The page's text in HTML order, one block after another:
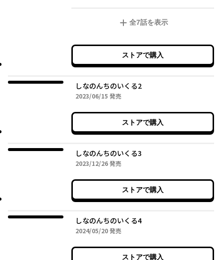
全7話を表示
ストアで購入
しなのんちのいくる2
2023/06/15 2023年06月15日
発売
ストアで購入
しなのんちのいくる3
2023/12/262023年12月26日
発売
ストアで購入
しなのんちのいくる4
2024/05/202024年05月20日
発売
ストアで購入